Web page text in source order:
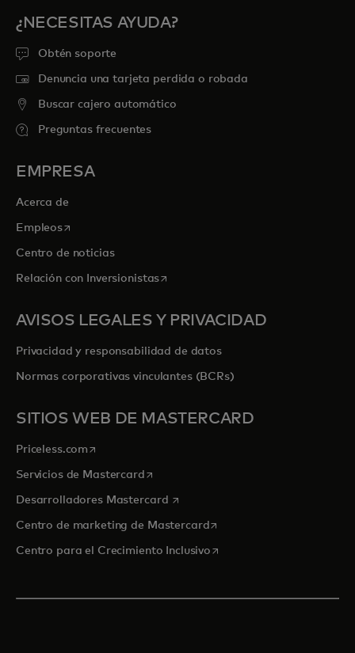
¿NECESITAS AYUDA?
Obtén soporte
Denuncia una tarjeta perdida o robada
Buscar cajero automático
Preguntas frecuentes
EMPRESA
Acerca de
Empleosse abre en una pestaña nueva
Centro de noticias
Relación con Inversionistasse abre en una pestaña nueva
AVISOS LEGALES Y PRIVACIDAD
Privacidad y responsabilidad de datos
Normas corporativas vinculantes (BCRs)
SITIOS WEB DE MASTERCARD
Priceless.com se abre en una pestaña nueva
Servicios de Mastercardse abre en una pestaña nueva
Desarrolladores Mastercard se abre en una pestaña nueva
Centro de marketing de Mastercardse abre en una pestaña
Centro para el Crecimiento Inclusivose abre en una pestaña